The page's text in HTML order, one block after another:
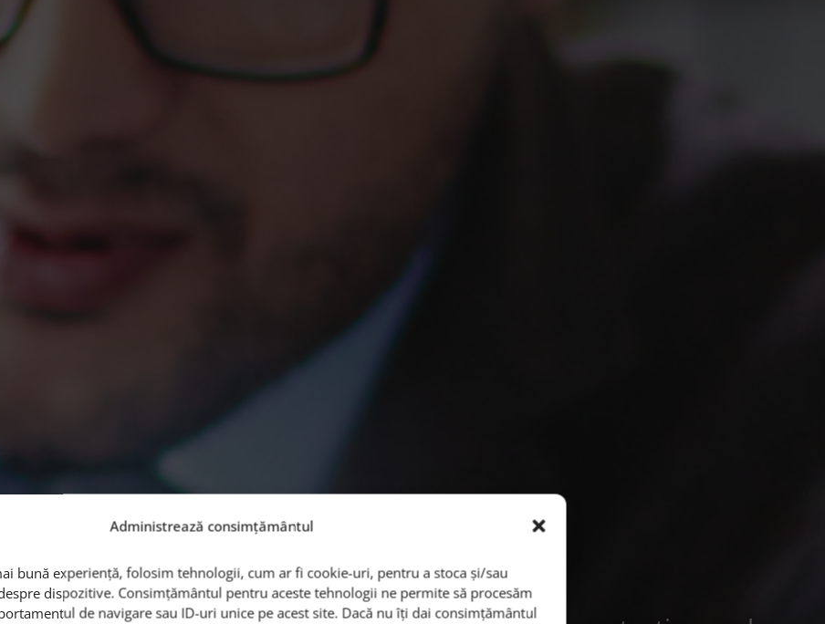
Administrează consimțământul
bună experiență, folosim tehnologii, cum ar fi cookie-uri, pentru a stoca și/sau
dispozitive. Consimțământul pentru aceste tehnologii ne permite să procesăm
de navigare sau ID-uri unice pe acest site. Dacă nu îți dai consimțământul